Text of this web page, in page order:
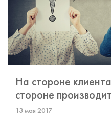
На стороне
стороне
13 мая 2017